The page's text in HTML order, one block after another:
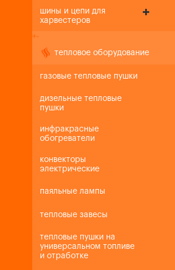
шины и цепи для
харвестеров
+-
тепловое оборудование
газовые тепловые пушки
дизельные тепловые
пушки
инфракрасные
обогреватели
конвекторы
электрические
паяльные лампы
тепловые завесы
тепловые пушки на
универсальном топливе
и отработке